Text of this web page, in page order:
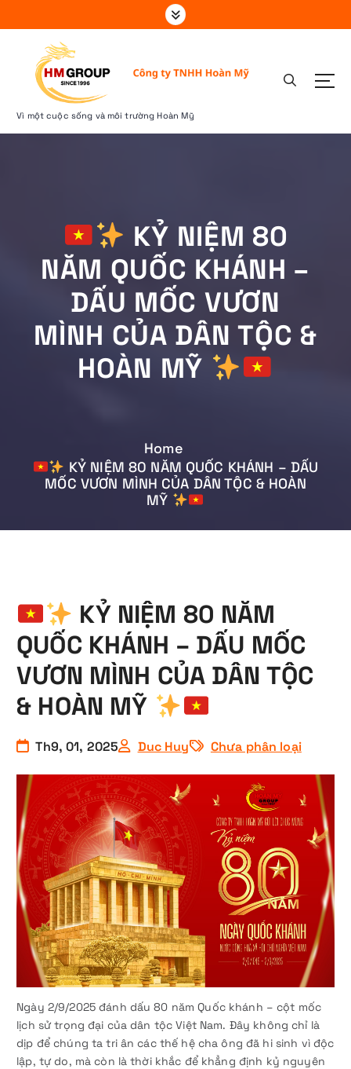
k
o
Vì một cuộc sống và môi trường Hoàn Mỹ
KỶ NIỆM 80
NĂM QUỐC KHÁNH –
DẤU MỐC VƯƠN
MÌNH CỦA DÂN TỘC &
HOÀN MỸ
Home
KỶ NIỆM 80 NĂM QUỐC KHÁNH – DẤU
MỐC VƯƠN MÌNH CỦA DÂN TỘC & HOÀN
MỸ
KỶ NIỆM 80 NĂM
QUỐC KHÁNH – DẤU MỐC
VƯƠN MÌNH CỦA DÂN TỘC
& HOÀN MỸ
Th9, 01, 2025 Duc Huy Chưa phân loại
Ngày 2/9/2025 đánh dấu 80 năm Quốc khánh – cột mốc
lịch sử trọng đại của dân tộc Việt Nam. Đây không chỉ là
dịp để chúng ta tri ân các thế hệ cha ông đã hi sinh vì độc
lập, tự do, mà còn là thời khắc để khẳng định kỷ nguyên